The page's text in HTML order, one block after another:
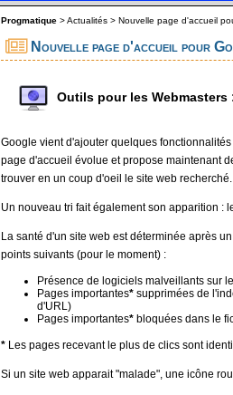
Progmatique >Actualités > Nouvelle page d'accueil
Nouvelle page d'accueil pour
Outils pour les
Google vient d'ajouter quelques
page d'accueil évolue et propose maintenant
trouver en un coup d'oeil le site web recherché.
Un nouveau tri fait également son apparition :
La santé d'un site web est déterminée après
points suivants (pour le moment) :
Présence de logiciels malveillants sur
Pages importantes* supprimées de
d'URL)
Pages importantes* bloquées dans le
* Les pages recevant le plus de clics sont
Si un site web apparait "malade", une icône